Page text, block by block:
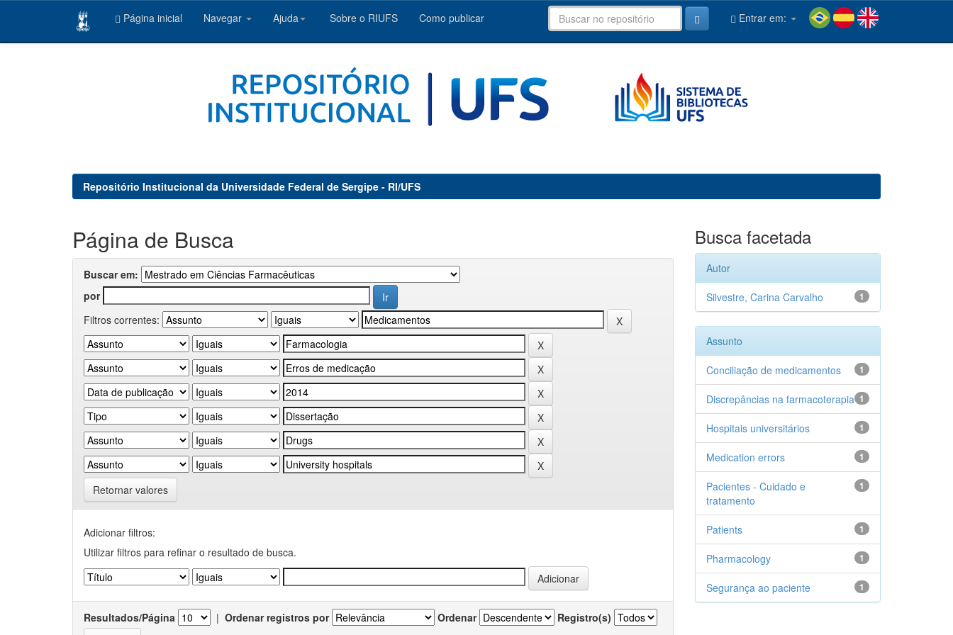
Página inicial Navegar Ajuda Sobre o RIUFS Como publicar Entrar em:
Repositório Institucional da Universidade Federal de Sergipe - RI/UFS
Página de Busca
Buscar em:
por
Filtros correntes:
Retornar valores
Adicionar filtros:
Utilizar filtros para refinar o resultado de busca.
Resultados/Página | Ordenar registros por Ordenar Registro(s)
Busca facetada
Autor
1
Silvestre, Carina Carvalho
Assunto
1
Conciliação de medicamentos
1
Discrepâncias na farmacoterapia
1
Hospitais universitários
1
Medication errors
1
Pacientes - Cuidado e
tratamento
1
Patients
1
Pharmacology
1
Segurança ao paciente